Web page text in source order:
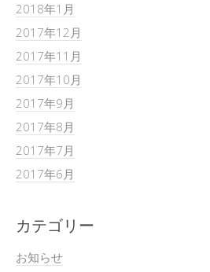
2018年1月
2017年12月
2017年11月
2017年10月
2017年9月
2017年8月
2017年7月
2017年6月
カテゴリー
お知らせ